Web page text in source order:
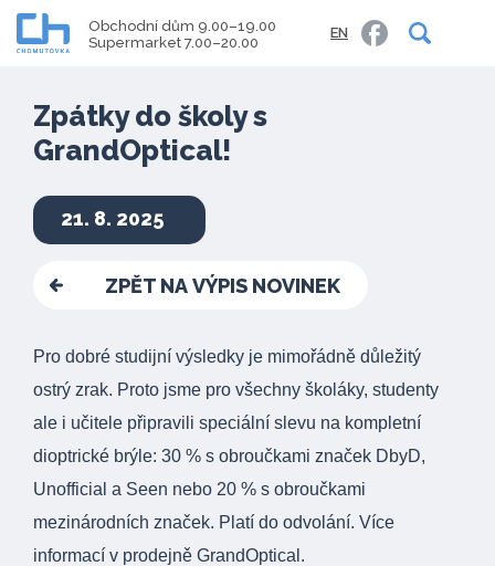
Obchodní dům 9.00–19.00
Supermarket 7.00–20.00
EN
Zpátky do školy s
GrandOptical!
21. 8. 2025
ZPĚT NA VÝPIS NOVINEK
Pro dobré studijní výsledky je mimořádně důležitý
ostrý zrak. Proto jsme pro všechny školáky, studenty
ale i učitele připravili speciální slevu na kompletní
dioptrické brýle: 30 % s obroučkami značek DbyD,
Unofficial a Seen nebo 20 % s obroučkami
mezinárodních značek. Platí do odvolání. Více
informací v prodejně GrandOptical.